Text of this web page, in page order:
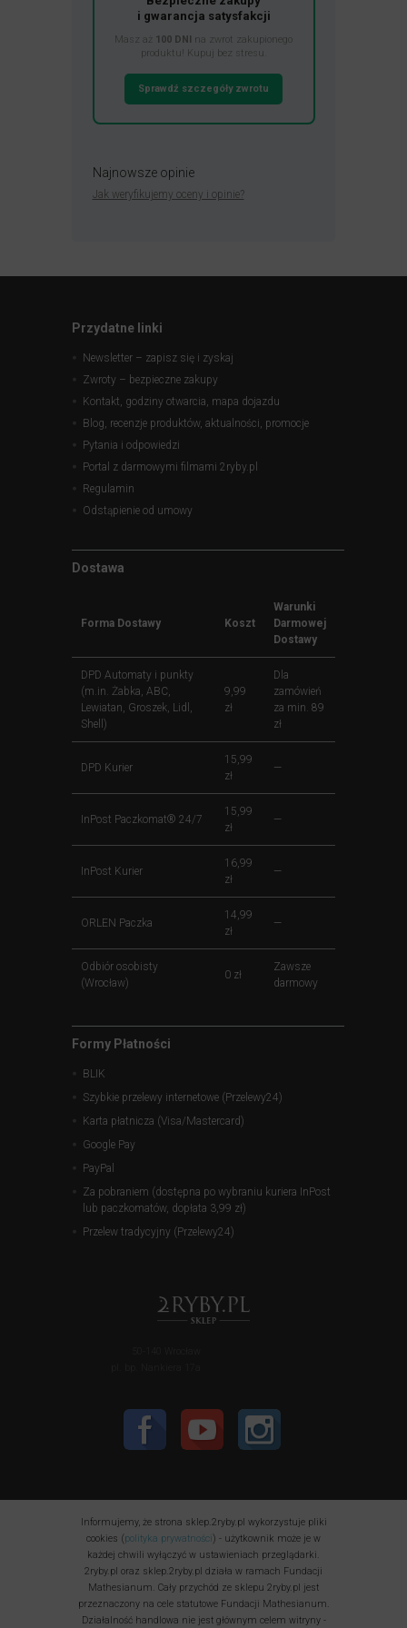
i gwarancja satysfakcji
Masz aż 100 DNI
na zwrot zakupionego
produktu! Kupuj bez stresu.
Sprawdź szczegóły zwrotu
Najnowsze opinie
Jak weryfikujemy oceny i opinie?
Przydatne linki
Newsletter – zapisz się i zyskaj
Zwroty – bezpieczne zakupy
Kontakt, godziny otwarcia, mapa dojazdu
Blog, recenzje produktów, aktualności, promocje
Pytania i odpowiedzi
Portal z darmowymi filmami 2ryby.pl
Regulamin
Odstąpienie od umowy
Dostawa
Forma Dostawy Koszt
Warunki
Darmowej
Dostawy
DPD Automaty i punkty
(m.in. Żabka, ABC,
Lewiatan, Groszek, Lidl,
Shell)
9,99
zł
Dla
zamówień
za min. 89
zł
DPD Kurier
15,99
zł
—
InPost Paczkomat® 24/7
15,99
zł
—
InPost Kurier
16,99
zł
—
ORLEN Paczka
14,99
zł
—
Odbiór osobisty
(Wrocław)
0 zł
Zawsze
darmowy
Formy Płatności
BLIK
Szybkie przelewy internetowe (Przelewy24)
Karta płatnicza (Visa/Mastercard)
Google Pay
PayPal
Za pobraniem (dostępna po wybraniu kuriera InPost
lub paczkomatów, dopłata 3,99 zł)
Przelew tradycyjny (Przelewy24)
Informujemy, że strona sklep.2ryby.pl wykorzystuje pliki
cookies (polityka prywatności) - użytkownik może je w
każdej chwili wyłączyć w ustawieniach przeglądarki.
2ryby.pl oraz sklep.2ryby.pl działa w ramach Fundacji
Mathesianum. Cały przychód ze sklepu 2ryby.pl jest
przeznaczony na cele statutowe Fundacji Mathesianum.
Działalność handlowa nie jest głównym celem witryny -